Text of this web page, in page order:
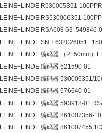
LEINE+LINDE R530005351-
LEINE+LINDE RS530006351-
LEINE+LINDE RSA608 63 549846-
LEINE+LINDE SN：632026051
LEINE+LINDE 编码器 （2150mm）
LEINE+LINDE 编码器 521590-01
LEINE+LINDE 编码器 530006351/
LEINE+LINDE 编码器 576640-01
LEINE+LINDE 编码器 593918-01
LEINE+LINDE 编码器 861007356-
LEINE+LINDE 编码器 861007455